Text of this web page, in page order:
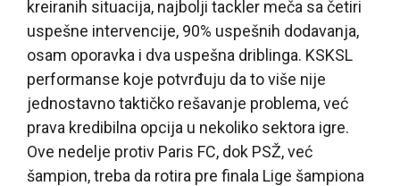
kreiranih situacija, najbolji tackler meča sa četiri
uspešne intervencije, 90% uspešnih dodavanja,
osam oporavka i dva uspešna driblinga. KSKSL
performanse koje potvrđuju da to više nije
jednostavno taktičko rešavanje problema, već
prava kredibilna opcija u nekoliko sektora igre.
Ove nedelje protiv Paris FC, dok PSŽ, već
šampion, treba da rotira pre finala Lige šampiona